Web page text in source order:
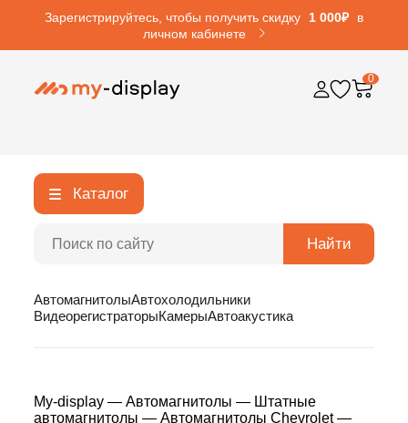
Зарегистрируйтесь, чтобы получить скидку 1 000₽
в
личном кабинете
0
Каталог
Найти
АвтомагнитолыАвтохолодильники
ВидеорегистраторыКамерыАвтоакустика
My-display — Автомагнитолы — Штатные
автомагнитолы — Автомагнитолы Chevrolet—